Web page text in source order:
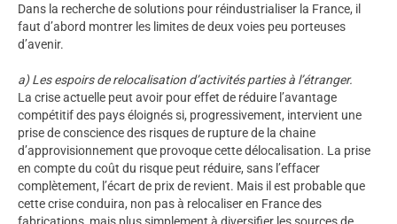
Dans la recherche de solutions pour réindustrialiser la France, il
faut d’abord montrer les limites de deux voies peu porteuses
d’avenir.
a) Les espoirs de relocalisation d’activités parties à l’étranger.
La crise actuelle peut avoir pour effet de réduire l’avantage
compétitif des pays éloignés si, progressivement, intervient une
prise de conscience des risques de rupture de la chaine
d’approvisionnement que provoque cette délocalisation. La prise
en compte du coût du risque peut réduire, sans l’effacer
complètement, l’écart de prix de revient. Mais il est probable que
cette crise conduira, non pas à relocaliser en France des